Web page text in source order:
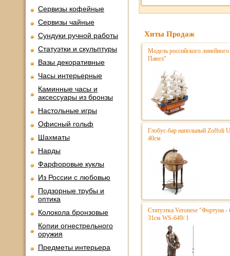
Сервизы кофейные
Сервизы чайные
Сундуки ручной работы
Статуэтки и скульптуры
Вазы декоративные
Часы интерьерные
Каминные часы и
аксессуары из бронзы
Настольные игры
Офисный гольф
Шахматы
Нарды
Фарфоровые куклы
Из России с любовью
Подзорные трубы и
оптика
Колокола бронзовые
Копии огнестрельного
оружия
Предметы интерьера
Хиты Продаж
Модель российского
Павел"
Глобус-бар напольный Zoffoli
40см
Статуэтка Veronese "Фортуна
31см WS-649/ 1